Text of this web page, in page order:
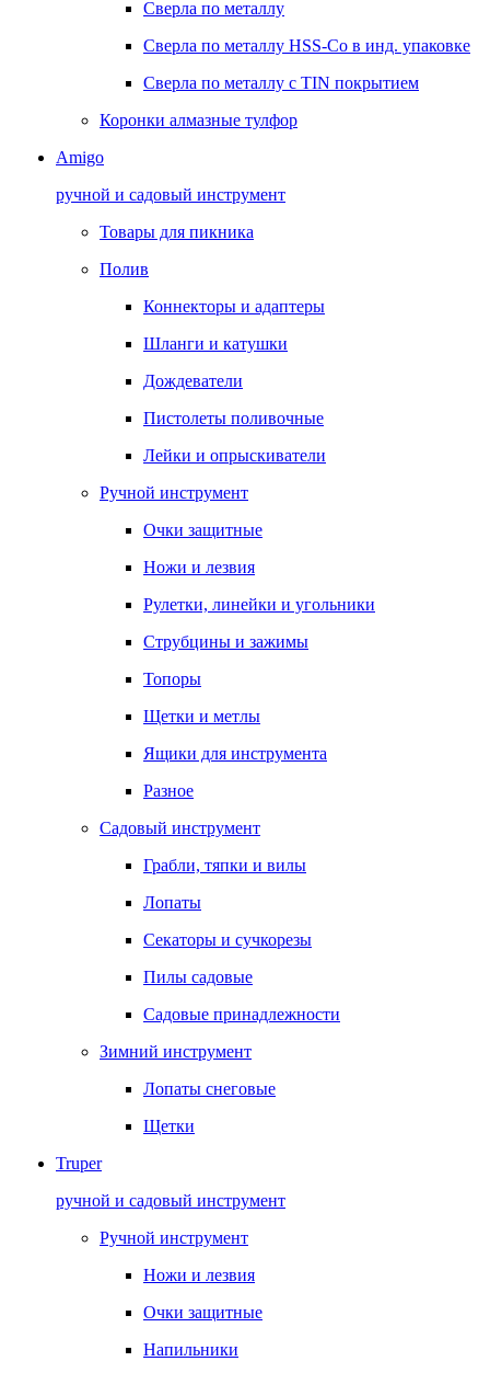
Сверла по металлу
Сверла по металлу HSS-Co в инд. упаковке
Сверла по металлу с TIN покрытием
Коронки алмазные тулфор
Amigo
ручной и садовый инструмент
Товары для пикника
Полив
Коннекторы и адаптеры
Шланги и катушки
Дождеватели
Пистолеты поливочные
Лейки и опрыскиватели
Ручной инструмент
Очки защитные
Ножи и лезвия
Рулетки, линейки и угольники
Струбцины и зажимы
Топоры
Щетки и метлы
Ящики для инструмента
Разное
Садовый инструмент
Грабли, тяпки и вилы
Лопаты
Секаторы и сучкорезы
Пилы садовые
Садовые принадлежности
Зимний инструмент
Лопаты снеговые
Щетки
Truper
ручной и садовый инструмент
Ручной инструмент
Ножи и лезвия
Очки защитные
Напильники